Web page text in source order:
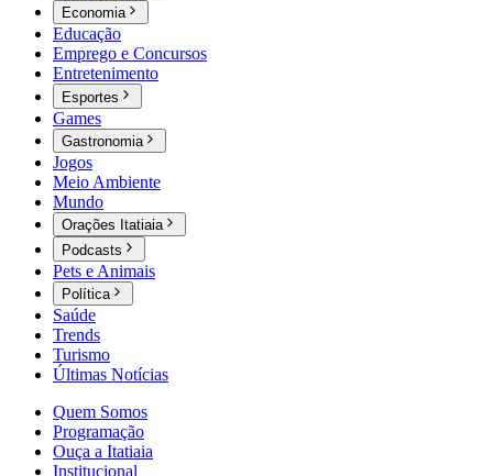
Economia
Educação
Emprego e Concursos
Entretenimento
Esportes
Games
Gastronomia
Jogos
Meio Ambiente
Mundo
Orações Itatiaia
Podcasts
Pets e Animais
Política
Saúde
Trends
Turismo
Últimas Notícias
Quem Somos
Programação
Ouça a Itatiaia
Institucional